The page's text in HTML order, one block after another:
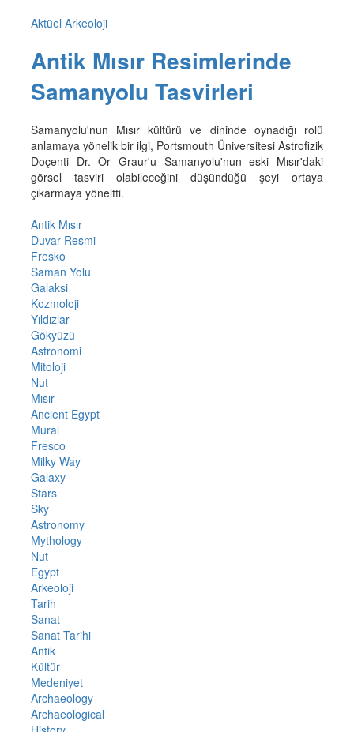
Aktüel Arkeoloji
Antik Mısır Resimlerinde
Samanyolu Tasvirleri
Samanyolu'nun Mısır kültürü ve dininde oynadığı rolü
anlamaya yönelik bir ilgi, Portsmouth Üniversitesi Astrofizik
Doçenti Dr. Or Graur'u Samanyolu'nun eski Mısır'daki
görsel tasviri olabileceğini düşündüğü şeyi ortaya
çıkarmaya yöneltti.
Antik Mısır
Duvar Resmi
Fresko
Saman Yolu
Galaksi
Kozmoloji
Yıldızlar
Gökyüzü
Astronomi
Mitoloji
Nut
Mısır
Ancient Egypt
Mural
Fresco
Milky Way
Galaxy
Stars
Sky
Astronomy
Mythology
Nut
Egypt
Arkeoloji
Tarih
Sanat
Sanat Tarihi
Antik
Kültür
Medeniyet
Archaeology
Archaeological